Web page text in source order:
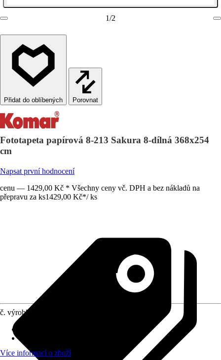
1/2
Porovnat
Fototapeta papírová 8-213 Sakura 8-dílná 368x254
cm
Napsat první hodnocení
cenu — 1429,00 Kč * Všechny ceny vč. DPH a bez nákladů na
přepravu za ks1429,00 Kč*/ ks
č. výrobku
Více informací o zboží